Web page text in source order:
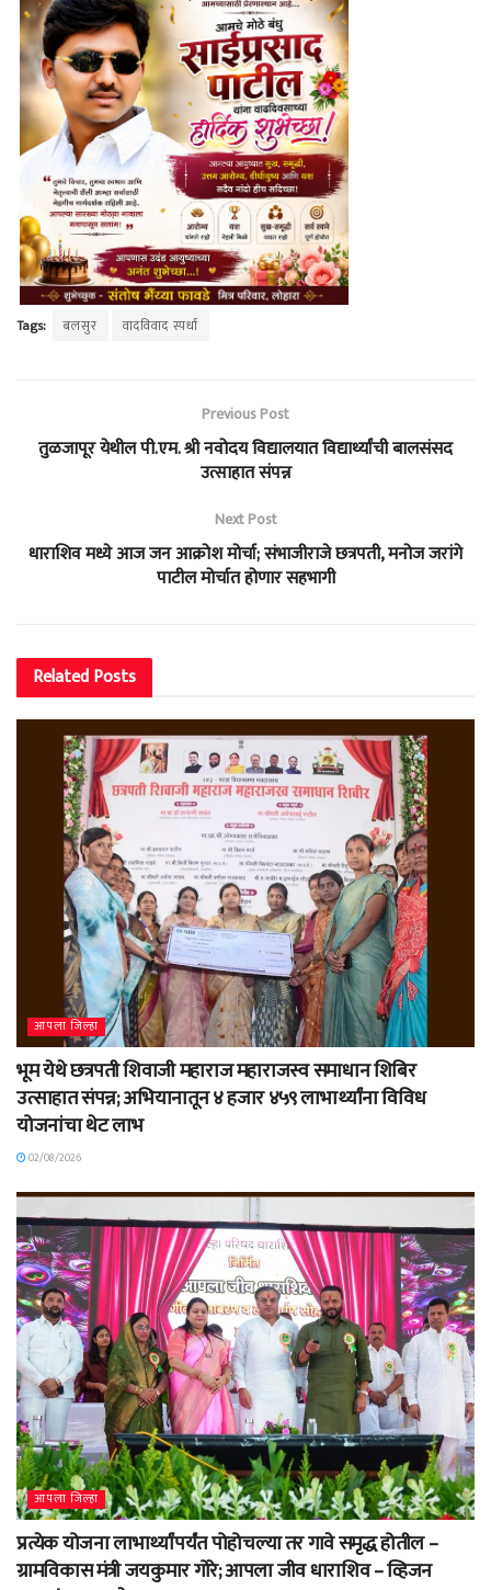
Tags: बलसुर वादविवाद स्पर्धा
Previous Post
तुळजापूर येथील पी.एम. श्री नवोदय विद्यालयात विद्यार्थ्यांची बालसंसद
उत्साहात संपन्न
Next Post
धाराशिव मध्ये आज जन आक्रोश मोर्चा; संभाजीराजे छत्रपती, मनोज जरांगे
पाटील मोर्चात होणार सहभागी
RelatedPosts
आपला जिल्हा
भूम येथे छत्रपती शिवाजी महाराज महाराजस्व समाधान शिबिर
उत्साहात संपन्न; अभियानातून ४ हजार ४५९ लाभार्थ्यांना विविध
योजनांचा थेट लाभ
02/08/2026
आपला जिल्हा
प्रत्येक योजना लाभार्थ्यांपर्यंत पोहोचल्या तर गावे समृद्ध होतील –
ग्रामविकास मंत्री जयकुमार गोरे; आपला जीव धाराशिव – व्हिजन